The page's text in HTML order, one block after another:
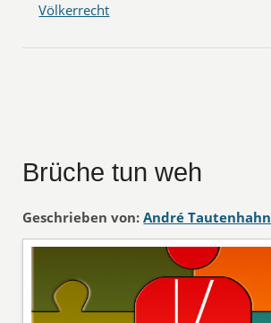
Völkerrecht
Brüche tun weh
Geschrieben von: André Tautenhahn